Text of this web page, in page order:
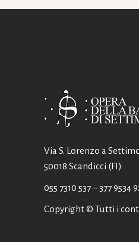
Via S. Lorenzo a
50018 Scandicci (FI)
055 7310 537– 377 9534
Copyright © Tutti i